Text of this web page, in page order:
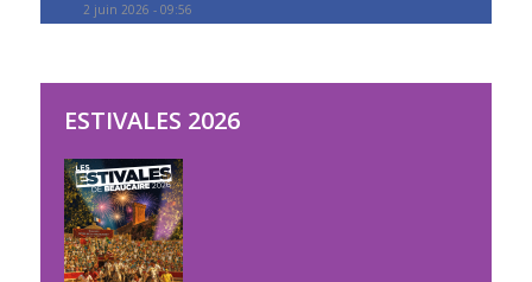
2 juin 2026 - 09:56
ESTIVALES 2026